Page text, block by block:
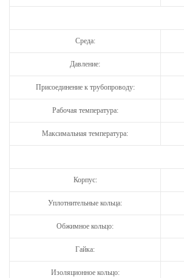
Среда:
Давление:
Присоединение к трубопроводу:
Рабочая температура:
Максимальная температура:
Корпус:
Уплотнительные кольца:
Обжимное кольцо:
Гайка:
Изоляционное кольцо: